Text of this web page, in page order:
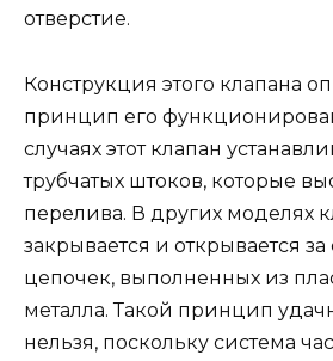
отверстие.
Конструкция этого клапана
принцип его
случаях этот клапан
трубчатых штоков, которые
перелива. В других моделях
закрывается и открывается
цепочек, выполненных из
металла. Такой принцип
нельзя, поскольку система